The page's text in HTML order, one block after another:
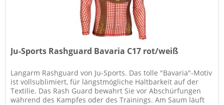
Ju-Sports Rashguard Bavaria C17 rot/weiß
Langarm Rashguard von Ju-Sports. Das tolle "Bavaria"-Motiv
ist vollsublimiert, für längstmögliche Haltbarkeit auf der
Textilie. Das Rash Guard bewahrt Sie vor Abschürfungen
während des Kampfes oder des Trainings. Am Saum läuft